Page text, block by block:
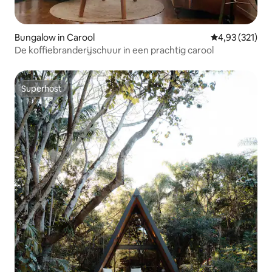
Bungalow in Carool Gemiddelde
4,93 (321)
De koffiebranderijschuur in een prachtig carool
Superhost
Superhost